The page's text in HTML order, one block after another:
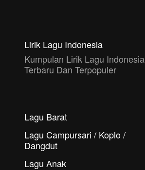
Lirik Lagu Indonesia
Kumpulan Lirik Lagu Indonesia
Terbaru Dan Terpopuler
Lagu Barat
Lagu Campursari / Koplo /
Dangdut
Lagu Anak